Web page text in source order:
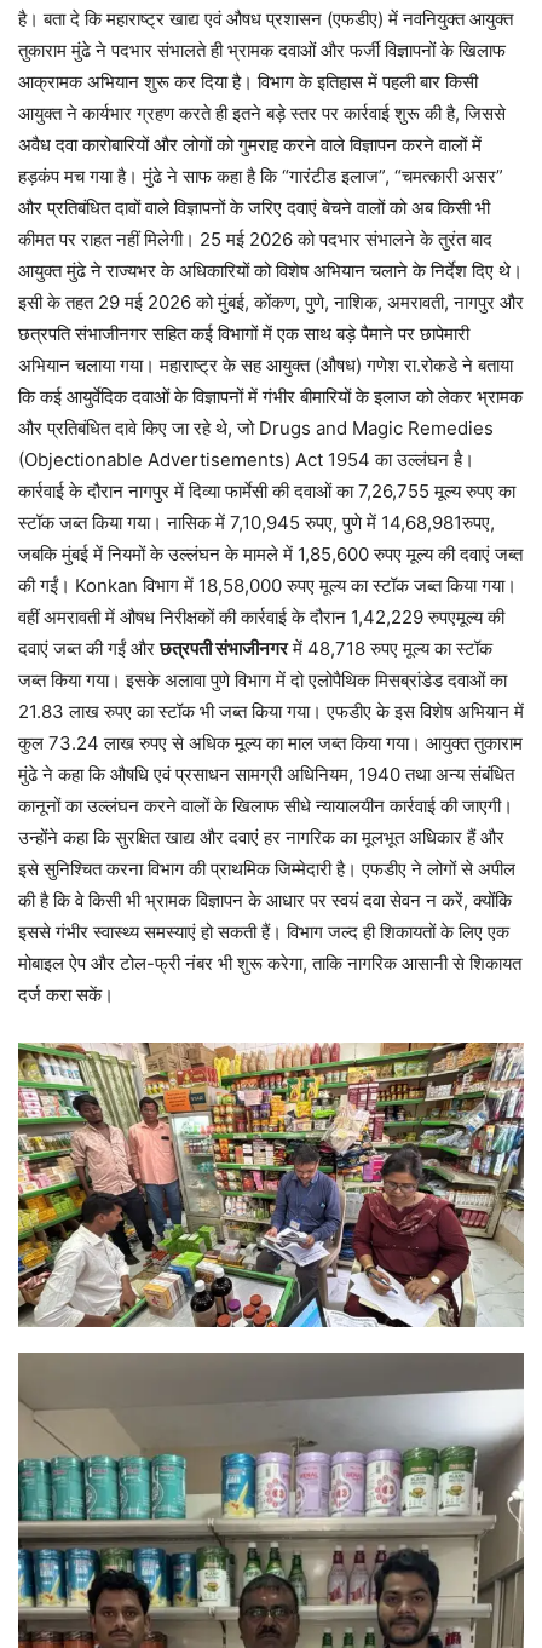
है। बता दे कि महाराष्ट्र खाद्य एवं औषध प्रशासन (एफडीए) में नवनियुक्त आयुक्त
तुकाराम मुंढे ने पदभार संभालते ही भ्रामक दवाओं और फर्जी विज्ञापनों के खिलाफ
आक्रामक अभियान शुरू कर दिया है। विभाग के इतिहास में पहली बार किसी
आयुक्त ने कार्यभार ग्रहण करते ही इतने बड़े स्तर पर कार्रवाई शुरू की है, जिससे
अवैध दवा कारोबारियों और लोगों को गुमराह करने वाले विज्ञापन करने वालों में
हड़कंप मच गया है। मुंढे ने साफ कहा है कि “गारंटीड इलाज”, “चमत्कारी असर”
और प्रतिबंधित दावों वाले विज्ञापनों के जरिए दवाएं बेचने वालों को अब किसी भी
कीमत पर राहत नहीं मिलेगी। 25 मई 2026 को पदभार संभालने के तुरंत बाद
आयुक्त मुंढे ने राज्यभर के अधिकारियों को विशेष अभियान चलाने के निर्देश दिए थे।
इसी के तहत 29 मई 2026 को मुंबई, कोंकण, पुणे, नाशिक, अमरावती, नागपुर और
छत्रपति संभाजीनगर सहित कई विभागों में एक साथ बड़े पैमाने पर छापेमारी
अभियान चलाया गया। महाराष्ट्र के सह आयुक्त (औषध) गणेश रा.रोकडे ने बताया
कि कई आयुर्वेदिक दवाओं के विज्ञापनों में गंभीर बीमारियों के इलाज को लेकर भ्रामक
और प्रतिबंधित दावे किए जा रहे थे, जो Drugs and Magic Remedies
(Objectionable Advertisements) Act 1954 का उल्लंघन है।
कार्रवाई के दौरान नागपुर में दिव्या फार्मेसी की दवाओं का 7,26,755 मूल्य रुपए का
स्टॉक जब्त किया गया। नासिक में 7,10,945 रुपए, पुणे में 14,68,981रुपए,
जबकि मुंबई में नियमों के उल्लंघन के मामले में 1,85,600 रुपए मूल्य की दवाएं जब्त
की गईं। Konkan विभाग में 18,58,000 रुपए मूल्य का स्टॉक जब्त किया गया।
वहीं अमरावती में औषध निरीक्षकों की कार्रवाई के दौरान 1,42,229 रुपएमूल्य की
दवाएं जब्त की गईं औरछत्रपती संभाजीनगरमें 48,718 रुपए मूल्य का स्टॉक
जब्त किया गया। इसके अलावा पुणे विभाग में दो एलोपैथिक मिसब्रांडेड दवाओं का
21.83 लाख रुपए का स्टॉक भी जब्त किया गया। एफडीए के इस विशेष अभियान में
कुल 73.24 लाख रुपए से अधिक मूल्य का माल जब्त किया गया। आयुक्त तुकाराम
मुंढे ने कहा कि औषधि एवं प्रसाधन सामग्री अधिनियम, 1940 तथा अन्य संबंधित
कानूनों का उल्लंघन करने वालों के खिलाफ सीधे न्यायालयीन कार्रवाई की जाएगी।
उन्होंने कहा कि सुरक्षित खाद्य और दवाएं हर नागरिक का मूलभूत अधिकार हैं और
इसे सुनिश्चित करना विभाग की प्राथमिक जिम्मेदारी है। एफडीए ने लोगों से अपील
की है कि वे किसी भी भ्रामक विज्ञापन के आधार पर स्वयं दवा सेवन न करें, क्योंकि
इससे गंभीर स्वास्थ्य समस्याएं हो सकती हैं। विभाग जल्द ही शिकायतों के लिए एक
मोबाइल ऐप और टोल-फ्री नंबर भी शुरू करेगा, ताकि नागरिक आसानी से शिकायत
दर्ज करा सकें।